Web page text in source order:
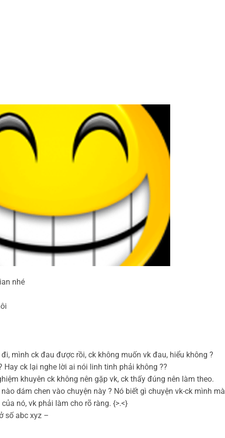
nhé
mình ck đau được rồi, ck không muốn vk đau, hiểu không ?
ck lại nghe lời ai nói linh tinh phải không ??
khuyên ck không nên gặp vk, ck thấy đúng nên làm theo.
dám chen vào chuyện này ? Nó biết gì chuyện vk-ck mình mà
nó, vk phải làm cho rõ ràng. {>.<}
số abc xyz –